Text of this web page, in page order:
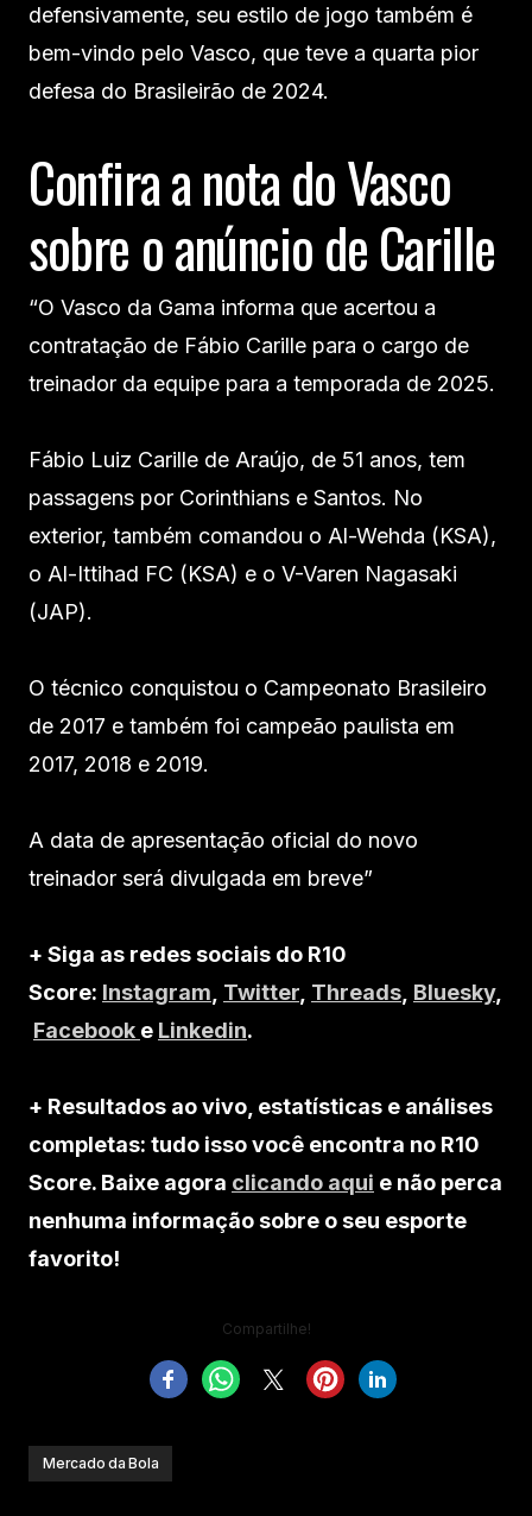
defensivamente, seu estilo de jogo também é
bem-vindo pelo Vasco, que teve a quarta pior
defesa do Brasileirão de 2024.
Confira a nota do Vasco
sobre o anúncio de Carille
“O Vasco da Gama informa que acertou a
contratação de Fábio Carille para o cargo de
treinador da equipe para a temporada de 2025.
Fábio Luiz Carille de Araújo, de 51 anos, tem
passagens por Corinthians e Santos. No
exterior, também comandou o Al-Wehda (KSA),
o Al-Ittihad FC (KSA) e o V-Varen Nagasaki
(JAP).
O técnico conquistou o Campeonato Brasileiro
de 2017 e também foi campeão paulista em
2017, 2018 e 2019.
A data de apresentação oficial do novo
treinador será divulgada em breve”
+ Siga as redes sociais do R10
Score: Instagram, Twitter, Threads, Bluesky,
Facebook e Linkedin.
+ Resultados ao vivo, estatísticas e análises
completas: tudo isso você encontra no R10
Score. Baixe agora clicando aqui e não perca
nenhuma informação sobre o seu esporte
favorito!
Compartilhe!
Mercado da Bola